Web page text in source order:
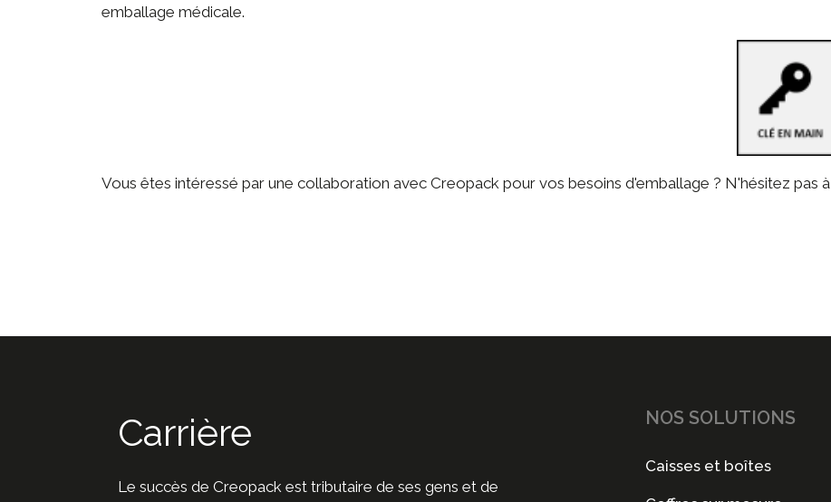
emballage médicale.
Vous êtes intéressé par une collaboration avec Creopack pour vos besoins d'emballage ? N'hésitez pas à
Carrière
Le succès de Creopack est tributaire de ses gens et de
NOS SOLUTIONS
Caisses et boîtes